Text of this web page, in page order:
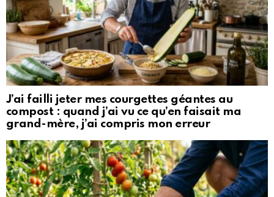
J’ai failli jeter mes courgettes géantes au
compost : quand j’ai vu ce qu’en faisait ma
grand-mère, j’ai compris mon erreur